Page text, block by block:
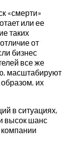
«смерти»
или ее
таких
от
бизнес
все же
масштабируют
их
в ситуациях,
высок шанс